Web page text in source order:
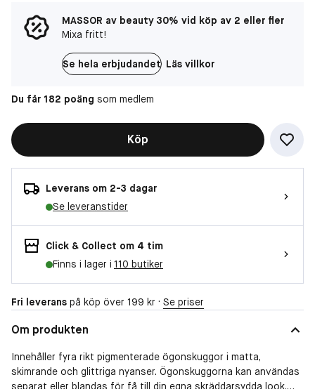
MASSOR av beauty 30% vid köp av 2 eller fler
Mixa fritt!
Se hela erbjudandet Läs villkor
Du får 182 poäng som medlem
Köp
Leverans om 2-3 dagar
Se leveranstider
Click & Collect om 4 tim
Finns i lager i 110 butiker
Fri leverans på köp över 199 kr · Se priser
Om produkten
Innehåller fyra rikt pigmenterade ögonskuggor i matta,
skimrande och glittriga nyanser. Ögonskuggorna kan användas
separat eller blandas för få till din egna skräddarsydda look.